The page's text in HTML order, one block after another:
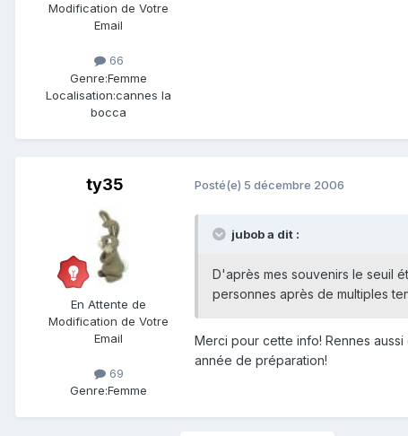
Modification de Votre
Email
66
Genre:Femme
Localisation:cannes la
bocca
ty35
En Attente de
Modification de Votre
Email
69
Genre:Femme
Posté(e) 5 décembre 2006
jubob a dit :
D'après mes souvenirs le seuil
personnes après de multiples
Merci pour cette info! Rennes
année de préparation!